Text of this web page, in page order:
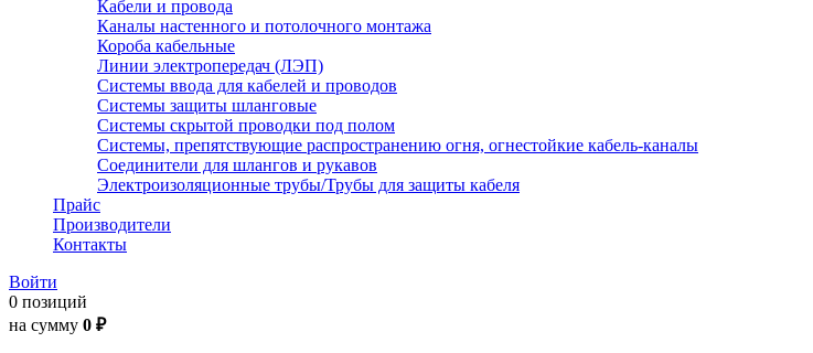
Кабели и провода
Каналы настенного и потолочного монтажа
Короба кабельные
Линии электропередач (ЛЭП)
Системы ввода для кабелей и проводов
Системы защиты шланговые
Системы скрытой проводки под полом
Системы, препятствующие распространению огня, огнестойкие кабель-каналы
Соединители для шлангов и рукавов
Электроизоляционные трубы/Трубы для защиты кабеля
Прайс
Производители
Контакты
Войти
0 позиций
на сумму 0 ₽